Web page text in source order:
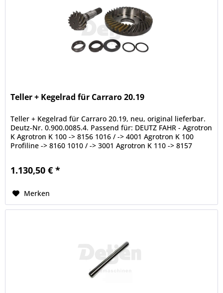
Teller + Kegelrad für Carraro 20.19
Teller + Kegelrad für Carraro 20.19, neu, original lieferbar.
Deutz-Nr. 0.900.0085.4. Passend für: DEUTZ FAHR - Agrotron
K Agrotron K 100 -> 8156 1016 / -> 4001 Agrotron K 100
Profiline -> 8160 1010 / -> 3001 Agrotron K 110 -> 8157
1.130,50 € *
Merken